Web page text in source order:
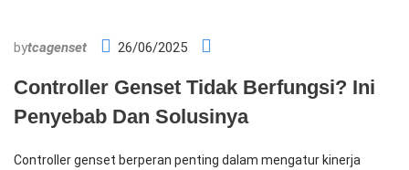
bytcagenset 26/06/2025
Controller Genset Tidak Berfungsi? Ini
Penyebab Dan Solusinya
Controller genset berperan penting dalam mengatur kinerja